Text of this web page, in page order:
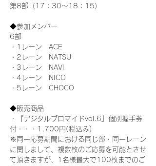
第8部（17：30～18：15）
◆参加メンバー
6部
・1レーン　ACE
・2レーン　NATSU
・3レーン　NAVI
・4レーン　NICO
・5レーン　CHOCO
◆販売商品
・『デジタルブロマイドvol.6』個別握手券
付・・・1,700円(税込み)
※同一応募期間における同じ部・同一レーン
に関しまして、複数枚のご応募を可能とさせ
て頂きますが、1名様最大で100枚までのご